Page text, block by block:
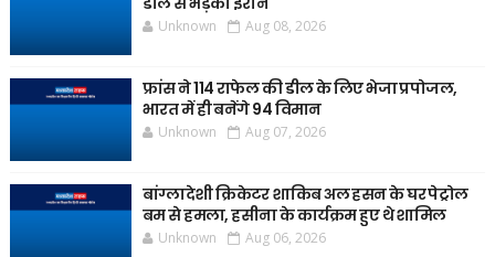
Unknown Aug 08, 2026
फ्रांस ने 114 राफेल की डील के लिए भेजा प्रपोजल,
भारत में ही बनेंगे 94 विमान
Unknown Aug 07, 2026
बांग्लादेशी क्रिकेटर शाकिब अल हसन के घर पेट्रोल
बम से हमला, हसीना के कार्यक्रम हुए थे शामिल
Unknown Aug 06, 2026